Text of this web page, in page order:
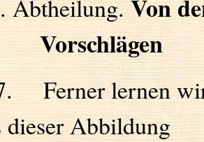
Abtheilung. Von
Vorschlägen
Ferner lernen
dieser Abbildung